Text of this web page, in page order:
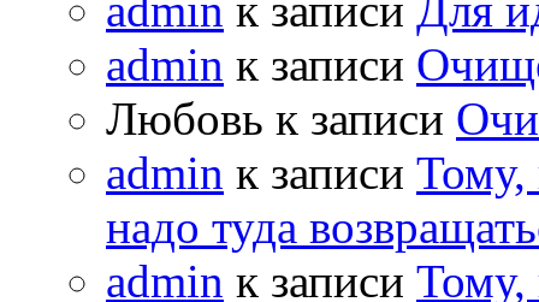
admin к записи
Любовь к записи
admin к записи Тому,
надо туда
admin к записи Тому,